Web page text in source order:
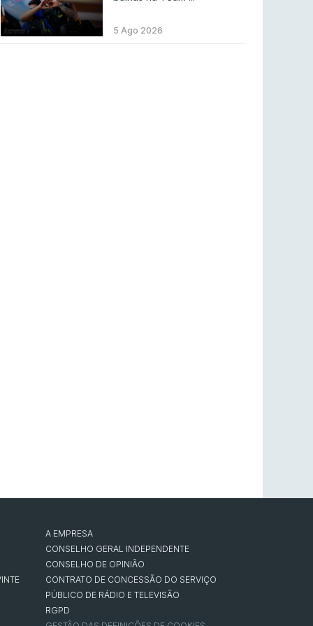
Códigos para ícones clássicos gratuitos no
League of Legends [agosto 2026]
5 Ago 2026
A EMPRESA
CONSELHO GERAL INDEPENDENTE
CONSELHO DE OPINIÃO
CONTRATO DE CONCESSÃO DO SERVIÇO
PÚBLICO DE RÁDIO E TELEVISÃO
RGPD